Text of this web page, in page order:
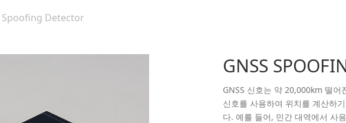
Spoofing Detector
GNSS
GNSS 신호는 약 20,000km 떨어
신호를 사용하여 위치를 계산하
다. 예를 들어, 민간 대역에서 사